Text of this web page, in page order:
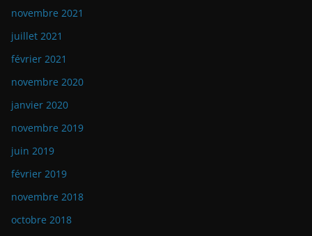
novembre 2021
juillet 2021
février 2021
novembre 2020
janvier 2020
novembre 2019
juin 2019
février 2019
novembre 2018
octobre 2018